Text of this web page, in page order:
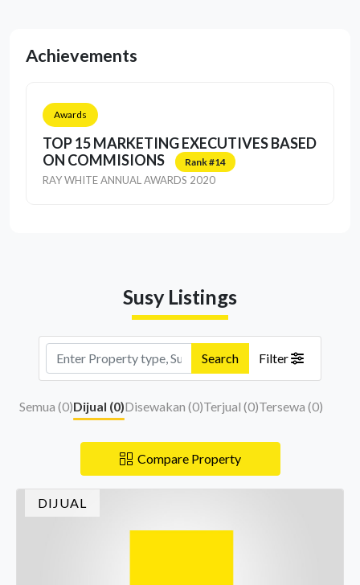
Achievements
Awards
TOP 15 MARKETING EXECUTIVES BASED
ON COMMISIONS
Rank #14
RAY WHITE ANNUAL AWARDS 2020
Susy Listings
Search Filter
Semua (0)Dijual (0)Disewakan (0)Terjual (0)Tersewa (0)
Compare Property
DIJUAL